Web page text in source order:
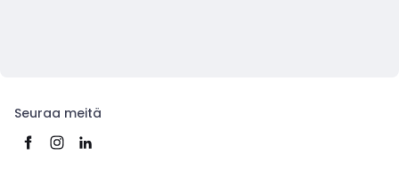
Seuraa meitä